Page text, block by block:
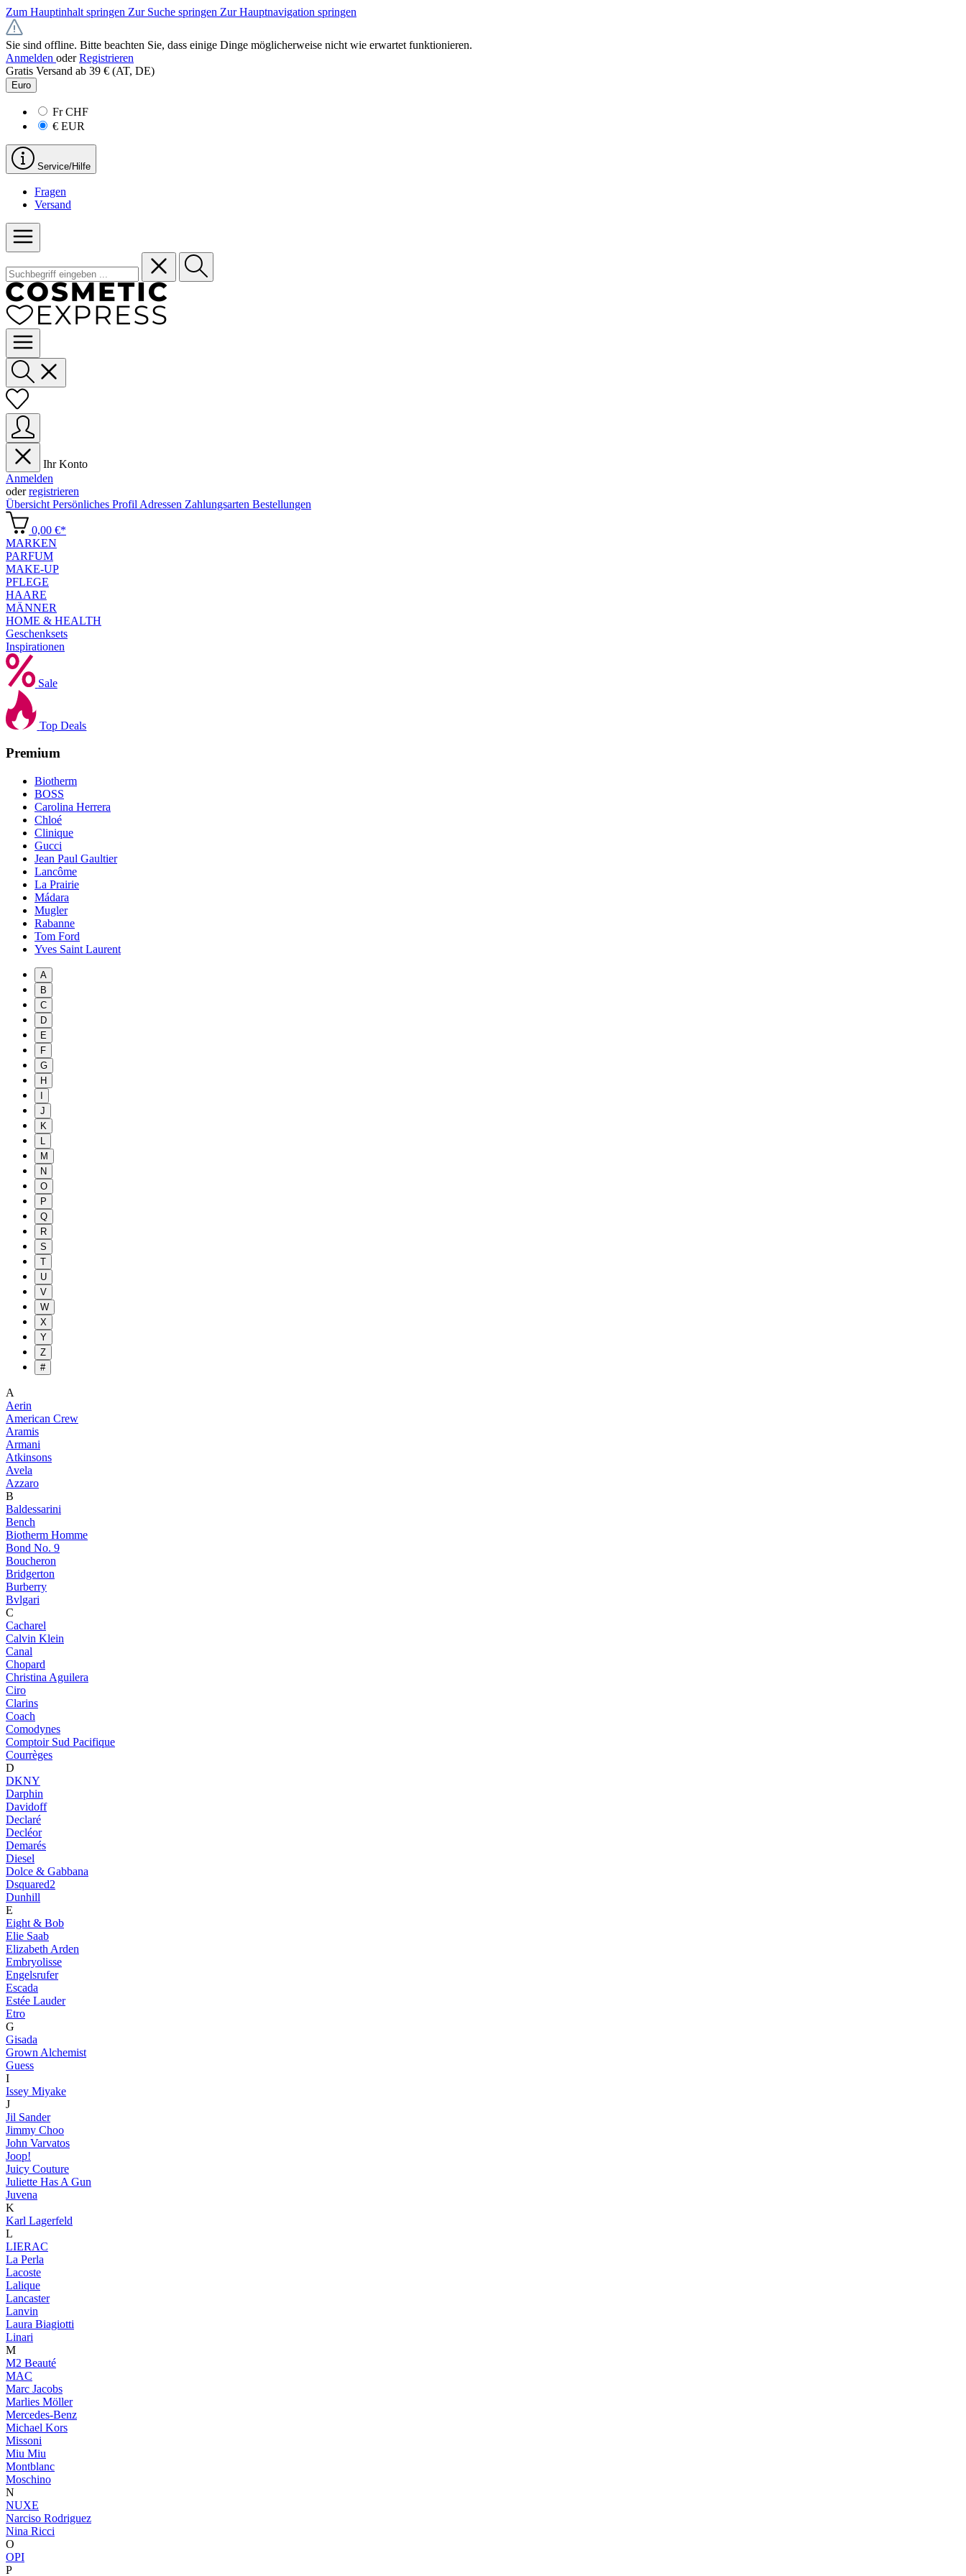
Zum Hauptinhalt springen Zur Suche springen Zur Hauptnavigation springen
Sie sind offline. Bitte beachten Sie, dass einige Dinge möglicherweise nicht wie erwartet funktionieren.
Anmelden oder Registrieren
Gratis Versand ab 39 € (AT, DE)
Euro
FrCHF
€ EUR
Service/Hilfe
Fragen
Versand
Ihr Konto
Anmelden
oderregistrieren
Übersicht Persönliches Profil Adressen Zahlungsarten Bestellungen
0,00 €*
MARKEN
PARFUM
MAKE-UP
PFLEGE
HAARE
MÄNNER
HOME & HEALTH
Geschenksets
Inspirationen
Sale
Top Deals
Premium
Biotherm
BOSS
Carolina Herrera
Chloé
Clinique
Gucci
Jean Paul Gaultier
Lancôme
La Prairie
Mádara
Mugler
Rabanne
Tom Ford
Yves Saint Laurent
A
B
C
D
E
F
G
H
J
K
L
M
N
O
P
Q
R
S
T
U
V
W
X
Y
Z
#
A
Aerin
American Crew
Aramis
Armani
Atkinsons
Avela
Azzaro
B
Baldessarini
Bench
Biotherm Homme
Bond No. 9
Boucheron
Bridgerton
Burberry
Bvlgari
C
Cacharel
Calvin Klein
Canal
Chopard
Christina Aguilera
Ciro
Clarins
Coach
Comodynes
Comptoir Sud Pacifique
Courrèges
D
DKNY
Darphin
Davidoff
Declaré
Decléor
Demarés
Diesel
Dolce & Gabbana
Dsquared2
Dunhill
E
Eight & Bob
Elie Saab
Elizabeth Arden
Embryolisse
Engelsrufer
Escada
Estée Lauder
Etro
G
Gisada
Grown Alchemist
Guess
I
Issey Miyake
J
Jil Sander
Jimmy Choo
John Varvatos
Joop!
Juicy Couture
Juliette Has A Gun
Juvena
K
Karl Lagerfeld
L
LIERAC
La Perla
Lacoste
Lalique
Lancaster
Lanvin
Laura Biagiotti
Linari
M
M2 Beauté
MAC
Marc Jacobs
Marlies Möller
Mercedes-Benz
Michael Kors
Missoni
Miu Miu
Montblanc
Moschino
N
NUXE
Narciso Rodriguez
Nina Ricci
O
OPI
P